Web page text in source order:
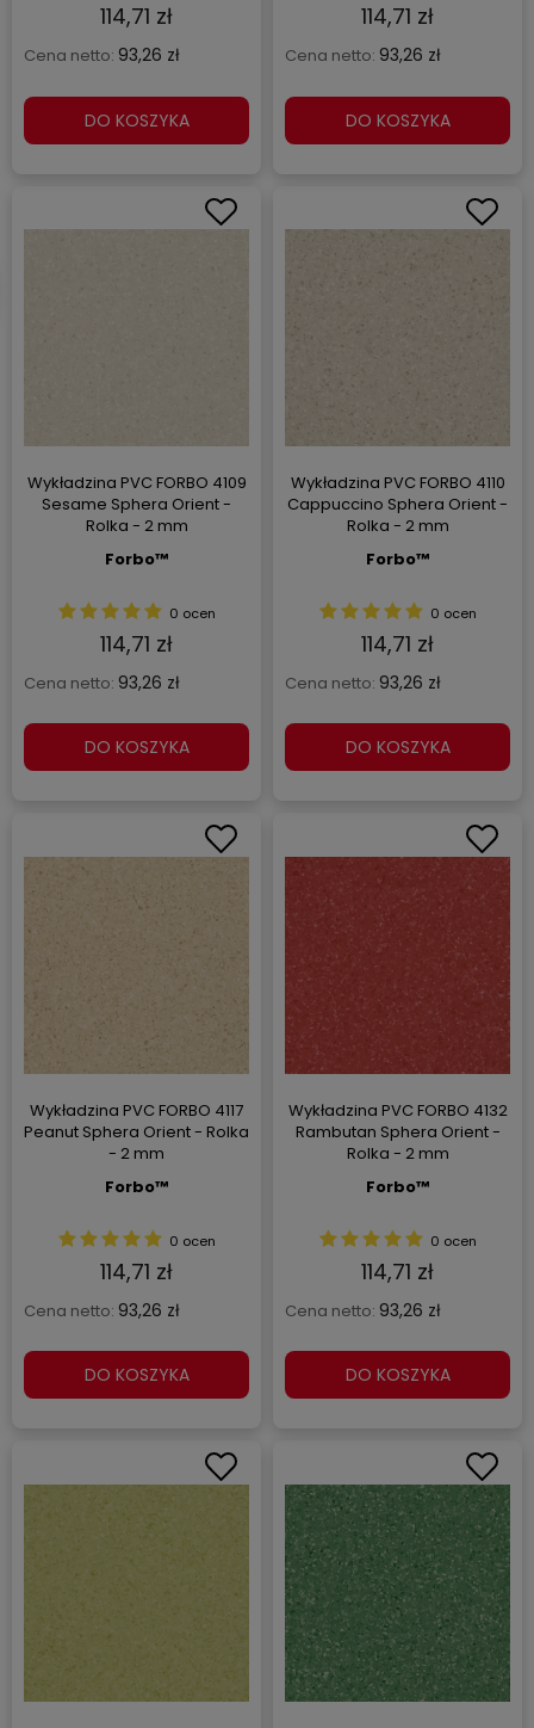
114,71 zł
Cena netto: 93,26 zł
DO KOSZYKA
114,71 zł
Cena netto: 93,26 zł
DO KOSZYKA
Wykładzina PVC FORBO 4109
Sesame Sphera Orient -
Rolka - 2 mm
Forbo™
0 ocen
114,71 zł
Cena netto: 93,26 zł
DO KOSZYKA
Wykładzina PVC FORBO 4110
Cappuccino Sphera Orient -
Rolka - 2 mm
Forbo™
0 ocen
114,71 zł
Cena netto: 93,26 zł
DO KOSZYKA
Wykładzina PVC FORBO 4117
Peanut Sphera Orient - Rolka
- 2 mm
Forbo™
0 ocen
114,71 zł
Cena netto: 93,26 zł
DO KOSZYKA
Wykładzina PVC FORBO 4132
Rambutan Sphera Orient -
Rolka - 2 mm
Forbo™
0 ocen
114,71 zł
Cena netto: 93,26 zł
DO KOSZYKA